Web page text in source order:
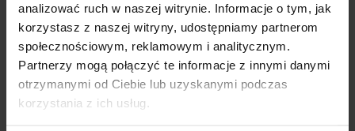
analizować ruch w naszej witrynie. Informacje o tym, jak
korzystasz z naszej witryny, udostępniamy partnerom
społecznościowym, reklamowym i analitycznym.
Partnerzy mogą połączyć te informacje z innymi danymi
otrzymanymi od Ciebie lub uzyskanymi podczas
korzystania z ich usług.
Czy egzamin jest płatny?
Czy egzaminy są trudne?